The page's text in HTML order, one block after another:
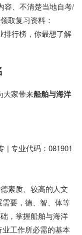
容、不清楚当地自考/
取复习资料：
大家带来船舶与海洋
| 专业代码：081901
素质、较高的人文
要，德、智、体等
，掌握船舶与海洋
工作所必需的基本